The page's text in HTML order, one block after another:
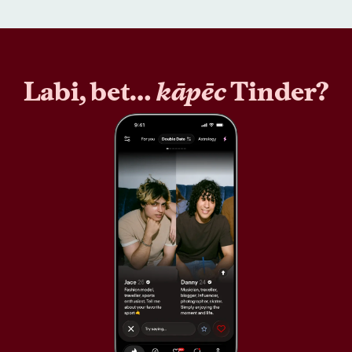
Labi, bet…kāpēcTinder?